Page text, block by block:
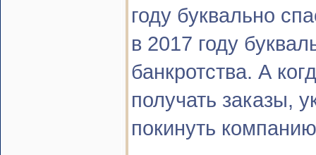
году буквально
в 2017 году
банкротства. А
получать заказы,
покинуть